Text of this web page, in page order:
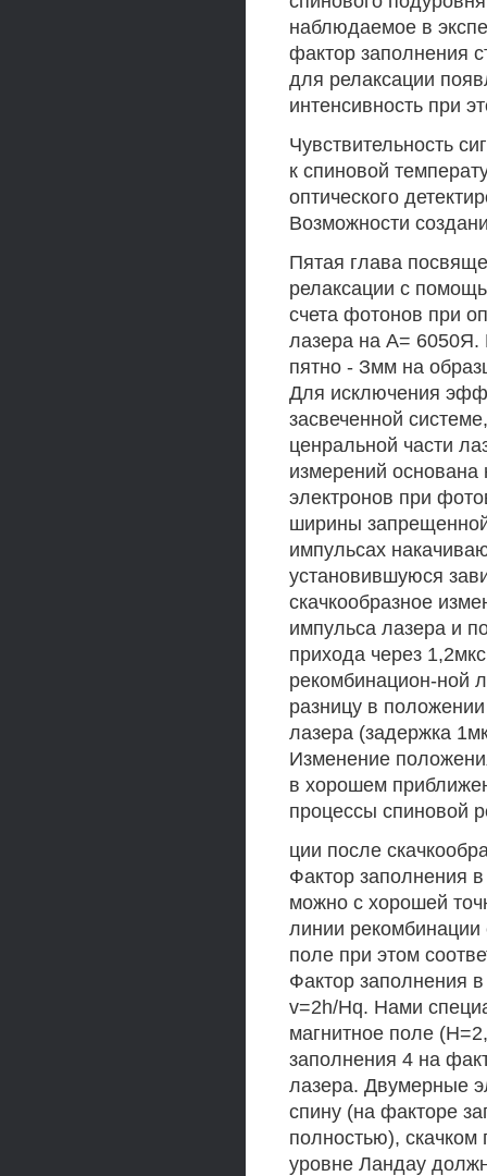
наблюдаемое в
фактор заполнения
для релаксации
интенсивность при
Чувствительность
к спиновой
оптического
Возможности
Пятая глава
релаксации с
счета фотонов при
лазера на А=
пятно - Змм на
Для исключения
засвеченной
ценральной части
измерений
электронов при
ширины
импульсах
установившуюся
скачкообразное
импульса лазера и
прихода через
рекомбинацион-ной
разницу в
лазера (задержка
Изменение
в хорошем
процессы спиновой
ции после
Фактор заполнения
можно с хорошей
линии рекомбинации
поле при этом
Фактор заполнения
v=2h/Hq. Нами
магнитное поле
заполнения 4 на
лазера. Двумерные
спину (на факторе
полностью),
уровне Ландау